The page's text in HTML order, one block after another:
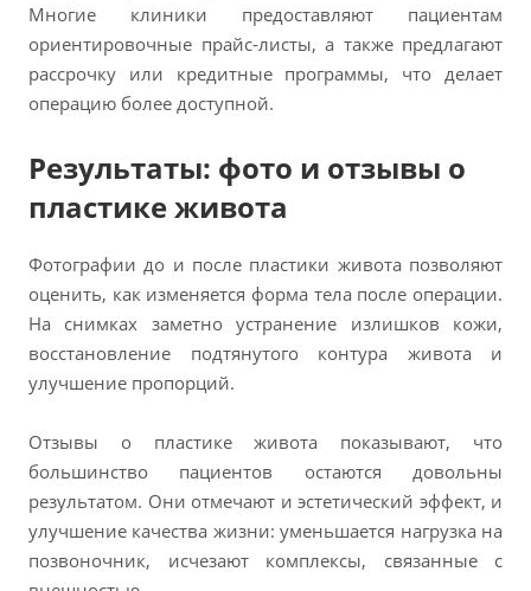
Многие клиники предоставляют пациентам
ориентировочные прайс-листы, а также предлагают
рассрочку или кредитные программы, что делает
операцию более доступной.
Результаты: фото и отзывы о
пластике живота
Фотографии до и после пластики живота позволяют
оценить, как изменяется форма тела после операции.
На снимках заметно устранение излишков кожи,
восстановление подтянутого контура живота и
улучшение пропорций.
Отзывы о пластике живота показывают, что
большинство пациентов остаются довольны
результатом. Они отмечают и эстетический эффект, и
улучшение качества жизни: уменьшается нагрузка на
позвоночник, исчезают комплексы, связанные с